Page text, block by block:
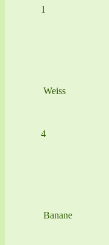
1
Weiss
4
Banane